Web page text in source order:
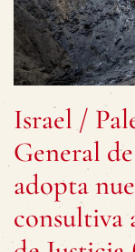
Israel /
General
adopta
consultiva